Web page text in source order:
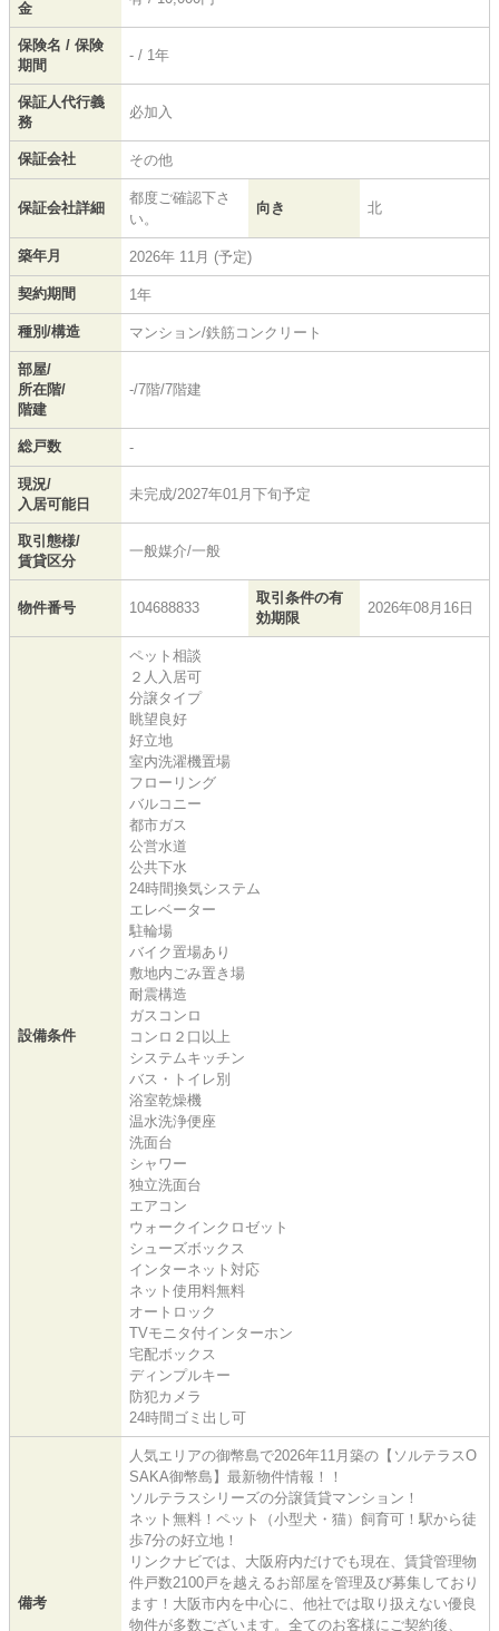
金
保険名 / 保険
期間
- / 1年
保証人代行義
務
必加入
保証会社 その他
保証会社詳細
都度ご確認下さ
い。
向き 北
築年月 2026年 11月 (予定)
契約期間 1年
種別/構造 マンション/鉄筋コンクリート
部屋/
所在階/
階建
-/7階/7階建
総戸数 -
現況/
入居可能日
未完成/2027年01月下旬予定
取引態様/
賃貸区分
一般媒介/一般
物件番号 104688833
取引条件の有
効期限
2026年08月16日
設備条件
ペット相談
２人入居可
分譲タイプ
眺望良好
好立地
室内洗濯機置場
フローリング
バルコニー
都市ガス
公営水道
公共下水
24時間換気システム
エレベーター
駐輪場
バイク置場あり
敷地内ごみ置き場
耐震構造
ガスコンロ
コンロ２口以上
システムキッチン
バス・トイレ別
浴室乾燥機
温水洗浄便座
洗面台
シャワー
独立洗面台
エアコン
ウォークインクロゼット
シューズボックス
インターネット対応
ネット使用料無料
オートロック
TVモニタ付インターホン
宅配ボックス
ディンプルキー
防犯カメラ
24時間ゴミ出し可
備考
人気エリアの御幣島で2026年11月築の【ソルテラスO
SAKA御幣島】最新物件情報！！
ソルテラスシリーズの分譲賃貸マンション！
ネット無料！ペット（小型犬・猫）飼育可！駅から徒
歩7分の好立地！
リンクナビでは、大阪府内だけでも現在、賃貸管理物
件戸数2100戸を越えるお部屋を管理及び募集しており
ます！大阪市内を中心に、他社では取り扱えない優良
物件が多数ございます。全てのお客様にご契約後、